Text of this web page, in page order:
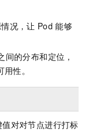
况，让 Pod 能够
间的分布和定位，
性。
对对节点进行打标